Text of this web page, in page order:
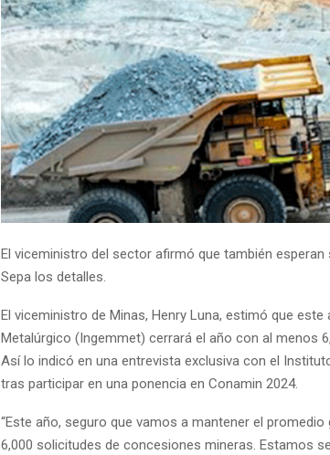
El viceministro del sector afirmó que también
Sepa los detalles.
El viceministro de Minas, Henry Luna, estimó que
Metalúrgico (Ingemmet) cerrará el año con al menos
Así lo indicó en una entrevista exclusiva con el
tras participar en una ponencia en Conamin 2024.
“Este año, seguro que vamos a mantener el
6,000 solicitudes de concesiones mineras. Estamos